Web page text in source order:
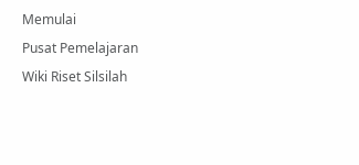
Memulai
Pusat Pemelajaran
Wiki Riset Silsilah